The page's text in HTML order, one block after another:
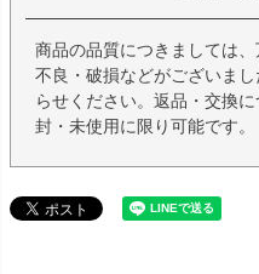
商品の品質につきましては
不良・破損などがございま
らせください。返品・交換
封・未使用に限り可能です。